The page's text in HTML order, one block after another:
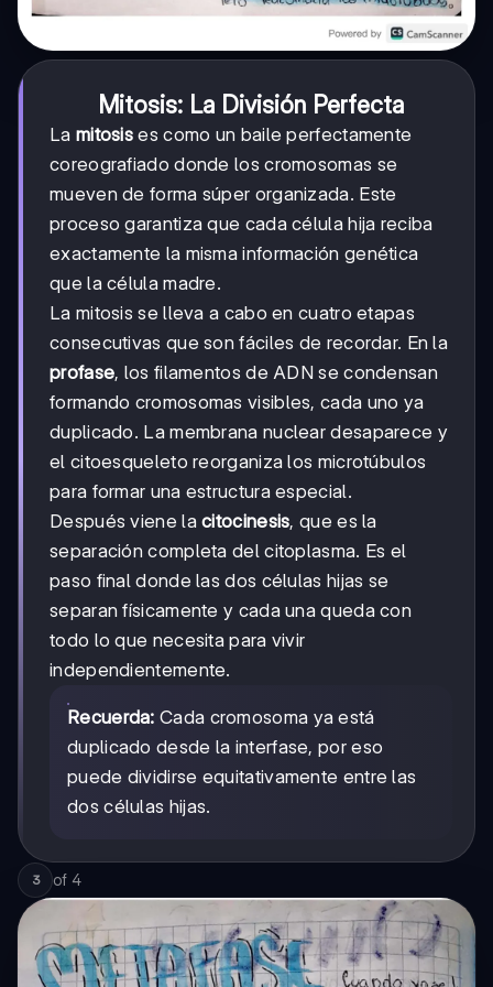
Mitosis: La División Perfecta
La mitosis es como un baile perfectamente
coreografiado donde los cromosomas se
mueven de forma súper organizada. Este
proceso garantiza que cada célula hija reciba
exactamente la misma información genética
que la célula madre.
La mitosis se lleva a cabo en cuatro etapas
consecutivas que son fáciles de recordar. En la
profase, los filamentos de ADN se condensan
formando cromosomas visibles, cada uno ya
duplicado. La membrana nuclear desaparece y
el citoesqueleto reorganiza los microtúbulos
para formar una estructura especial.
Después viene lacitocinesis, que es la
separación completa del citoplasma. Es el
paso final donde las dos células hijas se
separan físicamente y cada una queda con
todo lo que necesita para vivir
independientemente.
Recuerda: Cada cromosoma ya está
duplicado desde la interfase, por eso
puede dividirse equitativamente entre las
dos células hijas.
3 of 4